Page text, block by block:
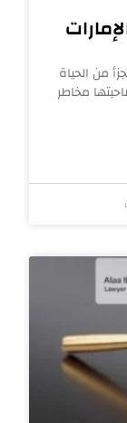
من الحياة
مخاطر